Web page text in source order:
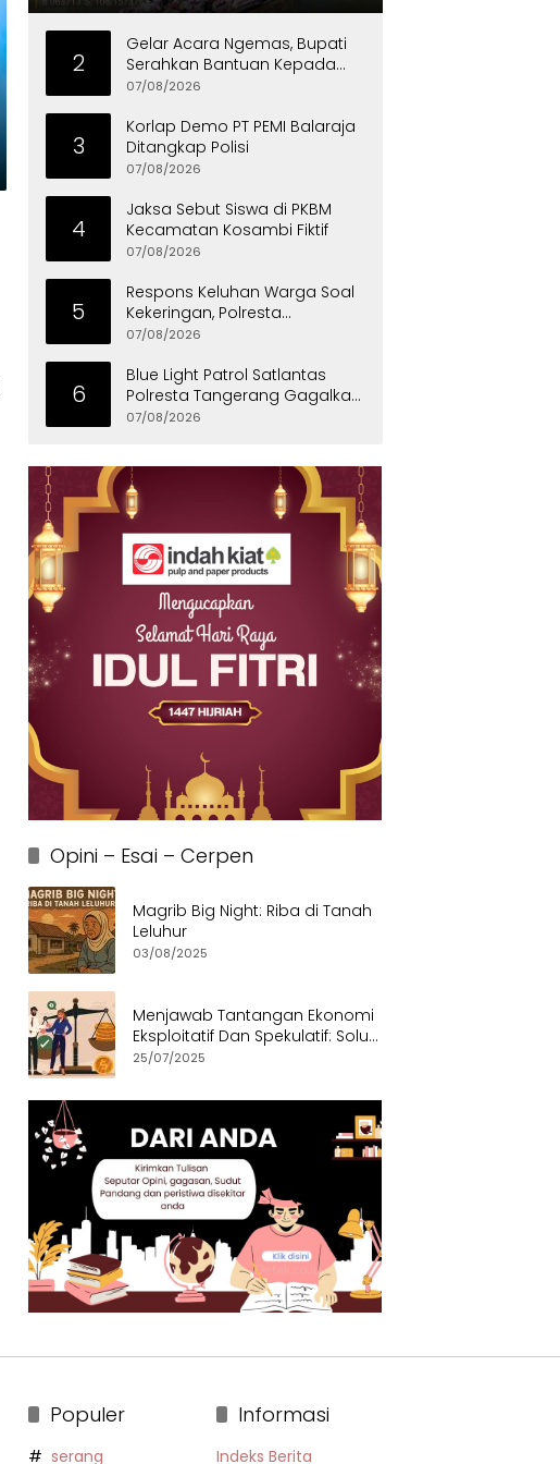
2
Gelar Acara Ngemas, Bupati
Serahkan Bantuan Kepada
Penyandang Disabilitas
07/08/2026
3
Korlap Demo PT PEMI Balaraja
Ditangkap Polisi
07/08/2026
4
Jaksa Sebut Siswa di PKBM
Kecamatan Kosambi Fiktif
07/08/2026
5
Respons Keluhan Warga Soal
Kekeringan, Polresta
Tangerang Salurkan Bantuan
07/08/2026
6
Blue Light Patrol Satlantas
Polresta Tangerang Gagalkan
Aksi Curanmor, Dua Pria
07/08/2026
Opini – Esai – Cerpen
Magrib Big Night: Riba di Tanah
Leluhur
03/08/2025
Menjawab Tantangan Ekonomi
Eksploitatif Dan Spekulatif: Solusi
Etis dan Berkeadilan
25/07/2025
Populer
serang
Informasi
Indeks Berita